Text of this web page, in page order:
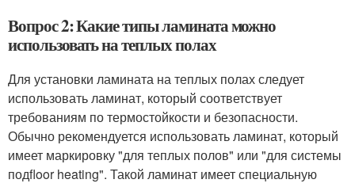
Вопрос 2: Какие типы ламината можно
использовать на теплых полах
Для установки ламината на теплых полах следует
использовать ламинат, который соответствует
требованиям по термостойкости и безопасности.
Обычно рекомендуется использовать ламинат, который
имеет маркировку "для теплых полов" или "для системы
подfloor heating". Такой ламинат имеет специальную